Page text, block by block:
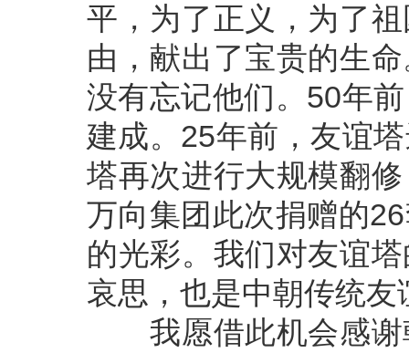
平，为了正义，为了
由，献出了宝贵的生
没有忘记他们。50年
建成。25年前，友谊
塔再次进行大规模翻
万向集团此次捐赠的
的光彩。我们对友谊
哀思，也是中朝传统
我愿借此机会感谢